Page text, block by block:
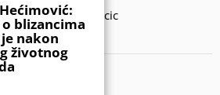
by Amar SIjercic
blizancima
nakon
životnog